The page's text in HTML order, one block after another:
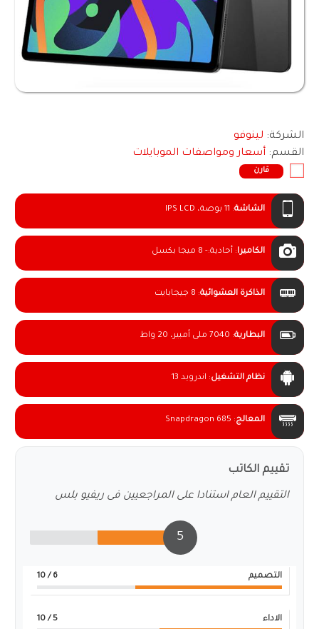
الشركة: لينوفو
القسم: أسعار ومواصفات الموبايلات
قارن
الشاشة: 11 بوصة، IPS LCD
الكاميرا: أحادية:- 8 ميجا بكسل
الذاكرة العشوائية: 8 جيجابايت
البطارية: 7040 ملى أمبير، 20 واط
نظام التشغيل: اندرويد 13
المعالج:
Snapdragon 685
تقييم الكاتب
التقييم العام استنادا على المراجعيين فى ريفيو بلس
5
التصميم 6
/ 10
الاداء 5
/ 10